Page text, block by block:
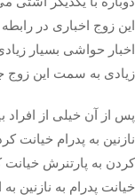
این زوج اخباری در
اخبار حواشی بسیار
زیادی به سمت این
پس از آن خیلی از افراد
نازنین به پدرام خیانت
کردن به پارتنرش
خیانت پدرام به نازنین